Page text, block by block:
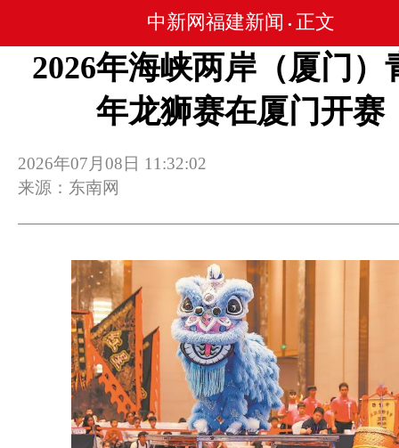
中新网福建新闻 • 正文
2026年海峡两岸（厦门）
年龙狮赛在厦门开赛
2026年07月08日 11:32:02
来源：东南网